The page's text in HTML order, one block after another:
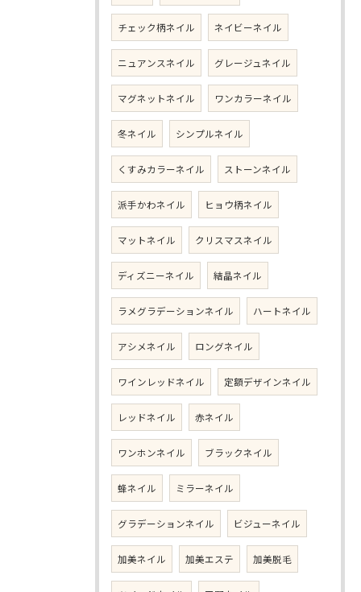
チェック柄ネイル ネイビーネイル
ニュアンスネイル グレージュネイル
マグネットネイル ワンカラーネイル
冬ネイル シンプルネイル
くすみカラーネイル ストーンネイル
派手かわネイル ヒョウ柄ネイル
マットネイル クリスマスネイル
ディズニーネイル 結晶ネイル
ラメグラデーションネイル ハートネイル
アシメネイル ロングネイル
ワインレッドネイル 定額デザインネイル
レッドネイル 赤ネイル
ワンホンネイル ブラックネイル
蜂ネイル ミラーネイル
グラデーションネイル ビジューネイル
加美ネイル 加美エステ 加美脱毛